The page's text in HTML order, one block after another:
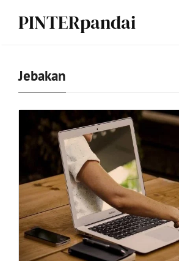
PINTERpandai
Jebakan